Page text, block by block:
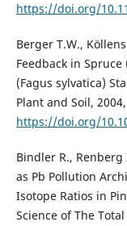
https://doi.org/
Berger T.W.,
Feedback in
(Fagus sylvatica)
Plant and Soil,
https://doi.org/
Bindler R., Renberg
as Pb Pollution
Isotope Ratios in
Science of The